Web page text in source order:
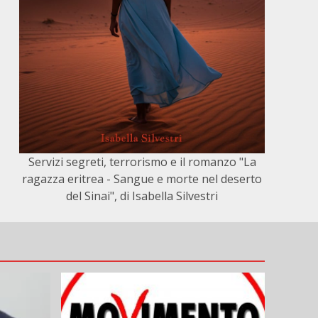
Servizi segreti, terrorismo e il romanzo "La
ragazza eritrea - Sangue e morte nel deserto
del Sinai", di Isabella Silvestri